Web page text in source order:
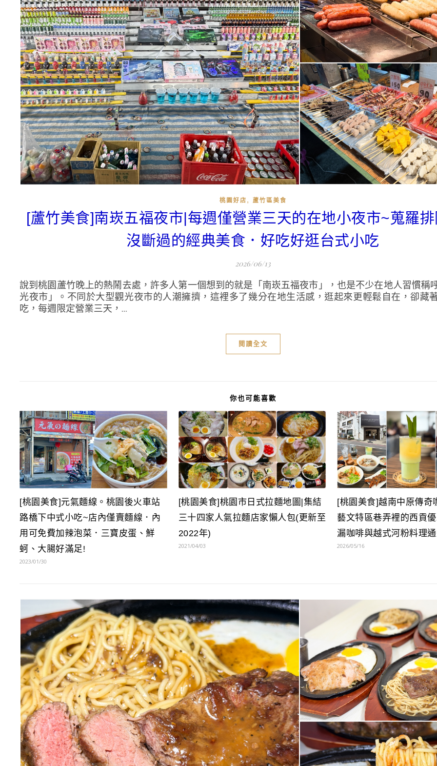
桃園好店 , 蘆竹區美食
[蘆竹美食]南崁五福夜市|每週僅營業三天的在地小夜市~蒐羅
沒斷過的經典美食．好吃好逛台式小吃
2026/06/13
說到桃園蘆竹晚上的熱鬧去處，許多人第一個想到的就是「南崁五福夜市」，也是不少在地人習慣稱
光夜市」。不同於大型觀光夜市的人潮擁擠，這裡多了幾分在地生活感，逛起來更輕鬆自在，卻藏
吃，每週限定營業三天，...
閱讀全文
你也可能喜歡
[桃園美食]元氣麵線。桃園後火車站
路橋下中式小吃~店內僅賣麵線．內
用可免費加辣泡菜．三寶皮蛋、鮮
蚵、大腸好滿足!
2023/01/30
[桃園美食]桃園市日式拉麵地圖|集結
三十四家人氣拉麵店家懶人包(更新至
2022年)
2021/04/03
[桃園美食]越南中原傳奇
藝文特區巷弄裡的西貢
漏咖啡與越式河粉料理
2026/05/16